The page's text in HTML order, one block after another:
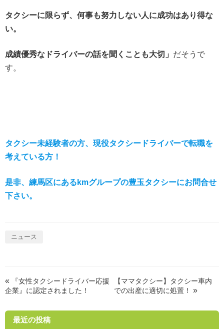
タクシーに限らず、何事も努力しない人に成功はあり得な
い。
成績優秀なドライバーの話を聞くことも大切」 だそうで
す。
タクシー未経験者の方、現役タクシードライバーで転職を
考えている方！
是非、練馬区にあるkmグループの豊玉タクシーにお問合せ
下さい。
ニュース
«
『女性タクシードライバー応援
企業』に認定されました！
【ママタクシー】タクシー車内
での出産に適切に処置！
»
最近の投稿